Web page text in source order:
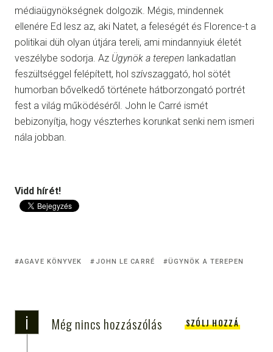
médiaügynökségnek dolgozik. Mégis, mindennek
ellenére Ed lesz az, aki Natet, a feleségét és Florence-t a
politikai düh olyan útjára tereli, ami mindannyiuk életét
veszélybe sodorja. Az Ügynök a terepen lankadatlan
feszültséggel felépített, hol szívszaggató, hol sötét
humorban bővelkedő története hátborzongató portrét
fest a világ működéséről. John le Carré ismét
bebizonyítja, hogy vészterhes korunkat senki nem ismeri
nála jobban.
Vidd hírét!
AGAVE KÖNYVEK JOHN LE CARRÉ ÜGYNÖK A TEREPEN
i Még nincs hozzászólás SZÓLJ HOZZÁ